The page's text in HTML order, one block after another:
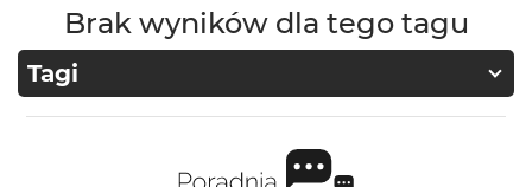
Brak wyników dla tego tagu
Tagi